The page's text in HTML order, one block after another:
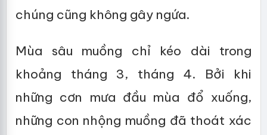
chúng cũng không gây ngứa.
Mùa sâu muồng chỉ kéo dài trong
khoảng tháng 3, tháng 4. Bởi khi
những cơn mưa đầu mùa đổ xuống,
những con nhộng muồng đã thoát xác